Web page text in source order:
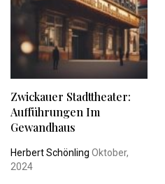
Zwickauer Stadttheater:
Aufführungen Im
Gewandhaus
Herbert Schönling Oktober,
2024